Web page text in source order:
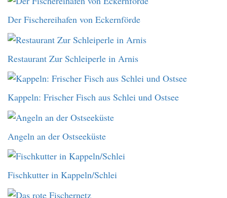
Der Fischereihafen von Eckernförde
Restaurant Zur Schleiperle in Arnis
Kappeln: Frischer Fisch aus Schlei und Ostsee
Angeln an der Ostseeküste
Fischkutter in Kappeln/Schlei